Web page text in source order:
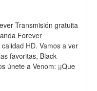
Transmisión gratuita
Forever
HD. Vamos a ver
favoritas, Black
únete a Venom: ¡¡Que